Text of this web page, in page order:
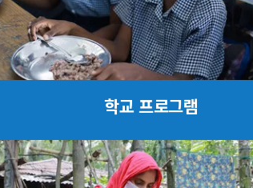
학교 프로그램